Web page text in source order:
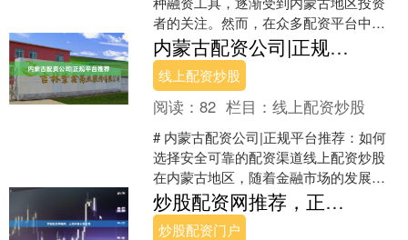
者的关注。然而，在众多配资平台中，
如何识别正规平台、规避风险，成为投
资者最关心的问题。本文将....
内蒙古配资公司|正规平台推荐
线上配资炒股
阅读：82 栏目：线上配资炒股
# 内蒙古配资公司|正规平台推荐：如何
选择安全可靠的配资渠道线上配资炒股
在内蒙古地区，随着金融市场的发展，
越来越多的投资者开始关注股票配资这
一工具。配资能够放....
炒股配资网推荐，正规平台安全可靠
炒股配资门户